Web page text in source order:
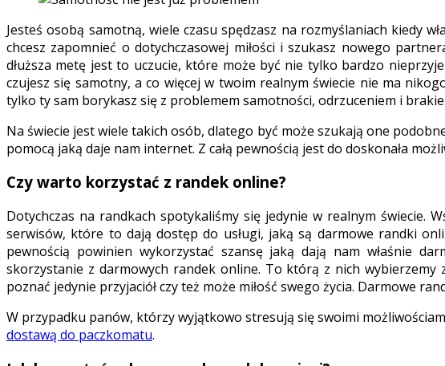
Jesteś osobą samotną, wiele czasu spędzasz na rozmyślaniach kiedy
chcesz zapomnieć o dotychczasowej miłości i szukasz nowego
dłuższa metę jest to uczucie, które może być nie tylko bardzo
czujesz się samotny, a co więcej w twoim realnym świecie nie ma
tylko ty sam borykasz się z problemem samotności, odrzuceniem i
Na świecie jest wiele takich osób, dlatego być może szukają one
pomocą jaką daje nam internet. Z całą pewnością jest do doskonała
Czy warto korzystać z randek online?
Dotychczas na randkach spotykaliśmy się jedynie w realnym świecie.
serwisów, które to dają dostęp do usługi, jaką są darmowe randki
pewnością powinien wykorzystać szansę jaką dają nam właśnie
skorzystanie z darmowych randek online. To którą z nich wybierzemy
poznać jedynie przyjaciół czy też może miłość swego życia. Darmowe
W przypadku panów, którzy wyjątkowo stresują się swoimi
dostawą do paczkomatu.